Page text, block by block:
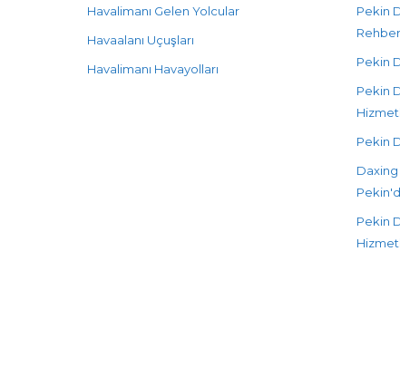
Havalimanı Gelen Yolcular
Havaalanı Uçuşları
Havalimanı Havayolları
Pekin
Pekin
Pekin
Pekin
Daxing
Pekin